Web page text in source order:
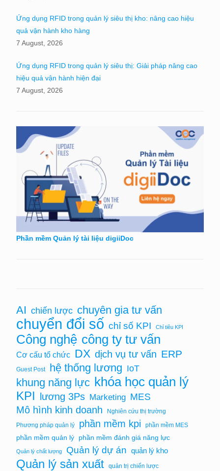
Ứng dụng RFID trong quản lý siêu thị kho: nâng cao hiệu
quả vận hành kho hàng
7 August, 2026
Ứng dụng RFID trong quản lý siêu thị: Giải pháp nâng cao
hiệu quả vận hành hiện đại
7 August, 2026
Phần mềm Quản lý tài liệu digiiDoc
AI chiến lược chuyên gia tư vấn
chuyển đổi số chỉ số KPI Chỉ tiêu KPI
Công nghệ công ty tư vấn
Cơ cấu tổ chức DX dịch vụ tư vấn ERP
Guest Post hệ thống lương IoT
khung năng lực khóa học quản lý
KPI lương 3Ps Marketing MES
Mô hình kinh doanh
Nghiên cứu thị trường
Phương pháp quản lý
phần mềm kpi phần mềm MES
phần mềm quản lý phần mềm đánh giá năng lực
Quản lý chất lượng Quản lý dự án quản lý kho
Quản lý sản xuất quản trị chiến lược